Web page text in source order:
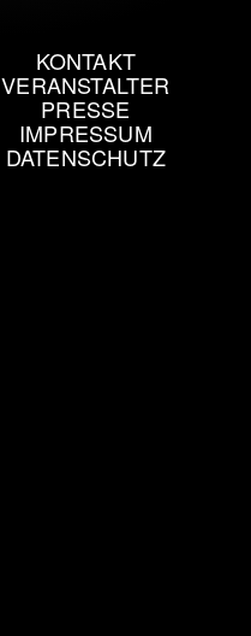
KONTAKT
VERANSTALTER
PRESSE
IMPRESSUM
DATENSCHUTZ